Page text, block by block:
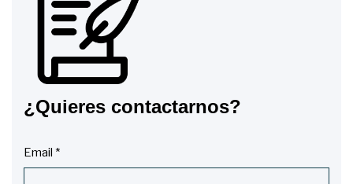
¿Quieres contactarnos?
Email *